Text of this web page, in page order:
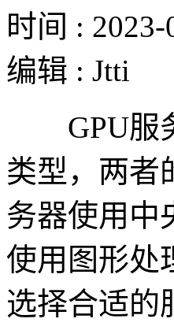
时间 :
编辑 : Jtti
GPU服务
类型，两者
务器使用中
使用图形处
选择合适的